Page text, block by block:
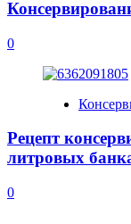
0
Рецепт
литровых
0